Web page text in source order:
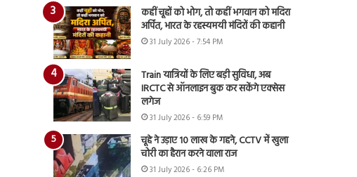
कहीं चूहों को भोग, तो कहीं भगवान को मदिरा
अर्पित, भारत के रहस्यमयी मंदिरों की कहानी
31 July 2026 - 7:54 PM
Train यात्रियों के लिए बड़ी सुविधा, अब
IRCTC से ऑनलाइन बुक कर सकेंगे एक्सेस
लगेज
31 July 2026 - 6:59 PM
चूहे ने उड़ाए 10 लाख के गहने, CCTV में खुला
चोरी का हैरान करने वाला राज
31 July 2026 - 6:26 PM